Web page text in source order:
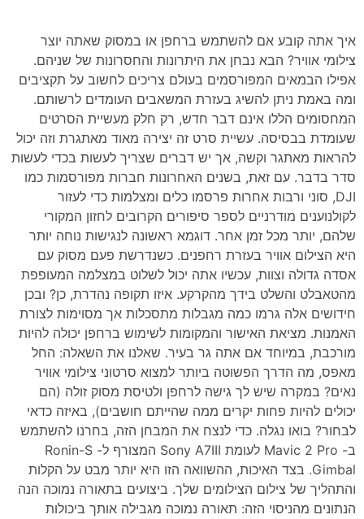
איך אתה קובע אם להשתמש ברחפן או במסוק שאתה יוצר
צילומי אוויר? הבא נבחן את היתרונות והחסרונות של שניהם.
אפילו הבמאים המפורסמים בעולם צריכים לחשוב על תקציבים
ומה באמת ניתן להשיג בעזרת המשאבים העומדים לרשותם.
המחסומים הללו אינם דבר חדש, רק חלק מעשיית הסרטים
שעומדת בבסיסה. עשיית סרט זה יצירה מאוד מאתגרת וזה יכול
להראות מאתגר וקשה, אך יש דברים שצריך לעשות בכדי לעשות
סדר בדבר. עם זאת, בשנים האחרונות חברות מפורסמות כמו
DJI, סוני ורבות אחרות פרסמו כלים ומצלמות כדי לעזור
לקולנוענים מודרניים לספר סיפורים הקרובים לחזון המקורי
שלהם, יותר מכל זמן אחר. דוגמא ראשונה לנגישות נוחה יותר
היא הצילום אוויר בעזרת רחפנים. כשנדרשת פעם מסוק עם
אסדה גדולה וצוות, עכשיו אתה יכול לשלוט במצלמה המעופפת
מהטאבלט והשלט בידך מהקרקע. איזו תקופה נהדרת, כן? ובכן
חידושים אלה גרמו כמה מגבלות מתסכלות אך מסוימות לצורת
האמנות. מציאת האישור והמקומות לשימוש ברחפן יכולה להיות
מורכבת, במיוחד אם אתה גר בעיר. שאלנו את השאלה: החל
מאפס, מה הדרך הפשוטה ביותר למצוא סרטוני צילומי אוויר
נאים? במקרה שיש לך גישה לרחפן ולטיסת מסוק זולה (הם
יכולים להיות פחות יקרים ממה שהייתם חושבים), באיזה כדאי
לבחור? בואו נגלה. כדי לנצח את המבחן הזה, בחרנו להשתמש
ב- Mavic 2 Pro לעומת Sony A7III המצורף ל- Ronin-S
Gimbal. בצד האיכות, ההשוואה הזו היא יותר מבט על הקלות
והתהליך של צילום הצילומים שלך. ביצועים בתאורה נמוכה הנה
הנתונים מהניסוי הזה: תאורה נמוכה מגבילה אותך ביכולות